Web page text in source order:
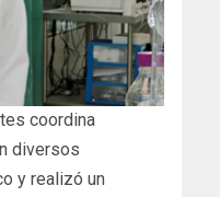
coordina
diversos
y realizó un